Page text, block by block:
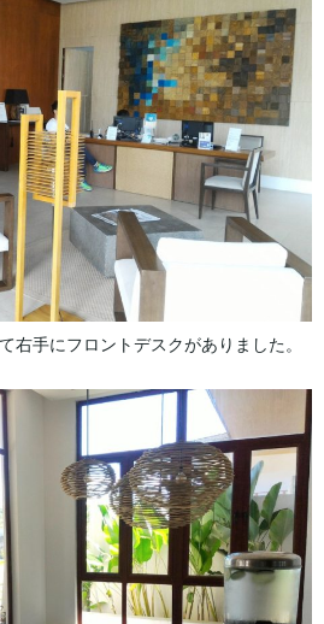
右手にフロントデスクがありました。